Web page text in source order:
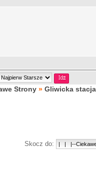
Strony » Gliwicka
Skocz do: